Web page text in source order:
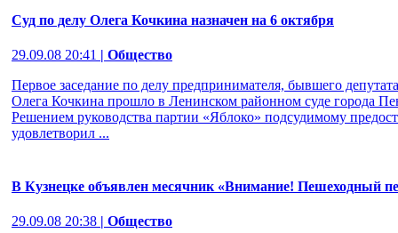
Суд по делу Олега Кочкина назначен на 6 октября
29.09.08 20:41 | Общество
Первое заседание по делу предпринимателя, бывшего
Олега Кочкина прошло в Ленинском районном суде города
Решением руководства партии «Яблоко» подсудимому
удовлетворил ...
В Кузнецке объявлен месячник «Внимание! Пешеходный
29.09.08 20:38 | Общество